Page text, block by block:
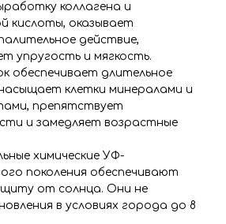
коллагена и
кислоты, оказывает
действие,
упругость и мягкость.
обеспечивает длительное
клетки минералами и
препятствует
и замедляет возрастные
химические УФ-
поколения обеспечивают
от солнца. Они не
в условиях города до 8